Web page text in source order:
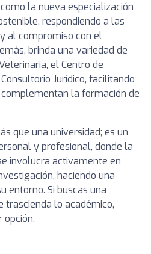
la nueva especialización
respondiendo a las
al compromiso con el
brinda una variedad de
el Centro de
Jurídico, facilitando
la formación de
que una universidad; es un
y profesional, donde la
involucra activamente en
haciendo una
entorno. Si buscas una
trascienda lo académico,
opción.